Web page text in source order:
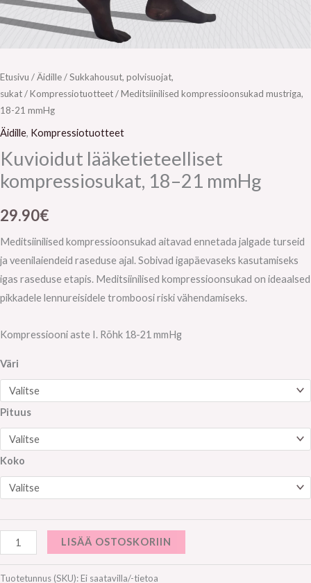
Etusivu /Äidille/Sukkahousut, polvisuojat,
sukat/Kompressiotuotteet/ Meditsiinilised kompressioonsukad mustriga,
18-21 mmHg
Äidille, Kompressiotuotteet
Kuvioidut lääketieteelliset
kompressiosukat, 18–21 mmHg
29.90€
Meditsiinilised kompressioonsukad aitavad ennetada jalgade turseid
ja veenilaiendeid raseduse ajal. Sobivad igapäevaseks kasutamiseks
igas raseduse etapis. Meditsiinilised kompressioonsukad on ideaalsed
pikkadele lennureisidele tromboosi riski vähendamiseks.
Kompressiooni aste I. Rõhk 18-21 mmHg
Väri
Pituus
Koko
LISÄÄ OSTOSKORIIN
Tuotetunnus (SKU): Ei saatavilla/-tietoa